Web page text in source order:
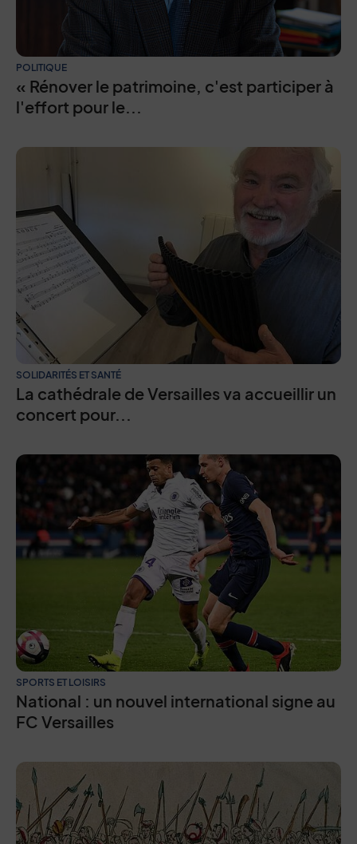
POLITIQUE
« Rénover le patrimoine, c'est participer à
l'effort pour le...
SOLIDARITÉS ET SANTÉ
La cathédrale de Versailles va accueillir un
concert pour...
SPORTS ET LOISIRS
National : un nouvel international signe au
FC Versailles